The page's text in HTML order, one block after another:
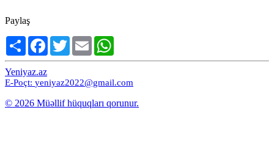
Paylaş
Share Facebook
TwitterEmail
Yeniyaz.az
E-Poçt: yeniyaz2022@gmail.com
© 2026 Müəllif hüquqları qorunur.